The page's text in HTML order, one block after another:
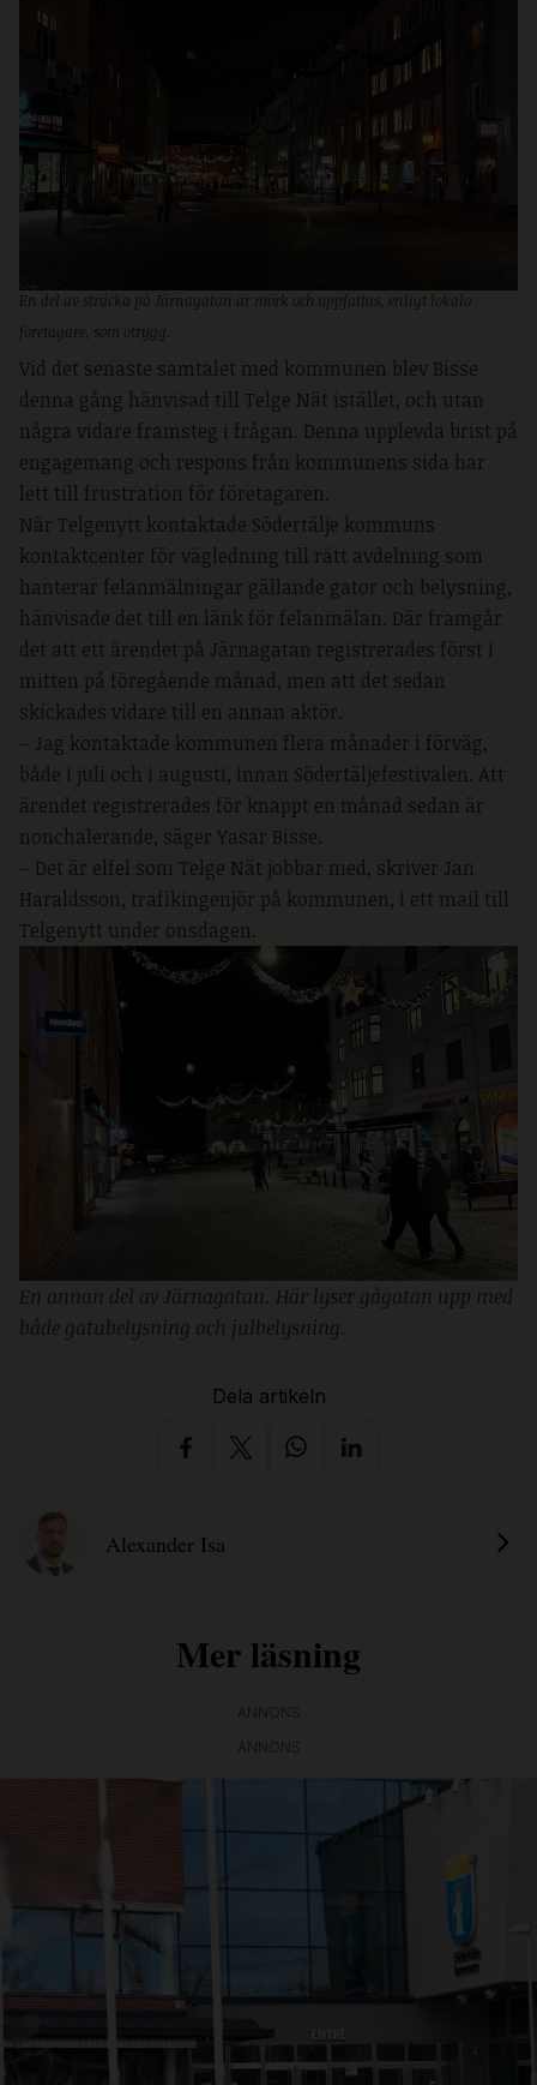
En del av sträcka på Järnagatan är mörk och uppfattas, enligt lokala
företagare, som otrygg.
Vid det senaste samtalet med kommunen blev Bisse
denna gång hänvisad till Telge Nät istället, och utan
några vidare framsteg i frågan. Denna upplevda brist på
engagemang och respons från kommunens sida har
lett till frustration för företagaren.
När Telgenytt kontaktade Södertälje kommuns
kontaktcenter för vägledning till rätt avdelning som
hanterar felanmälningar gällande gator och belysning,
hänvisade det till en länk för felanmälan. Där framgår
det att ett ärendet på Järnagatan registrerades först i
mitten på föregående månad, men att det sedan
skickades vidare till en annan aktör.
– Jag kontaktade kommunen flera månader i förväg,
både i juli och i augusti, innan Södertäljefestivalen. Att
ärendet registrerades för knappt en månad sedan är
nonchalerande, säger Yasar Bisse.
– Det är elfel som Telge Nät jobbar med, skriver Jan
Haraldsson, trafikingenjör på kommunen, i ett mail till
Telgenytt under onsdagen.
En annan del av Järnagatan. Här lyser gågatan upp med
både gatubelysning och julbelysning.
Dela artikeln
Alexander Isa
Mer läsning